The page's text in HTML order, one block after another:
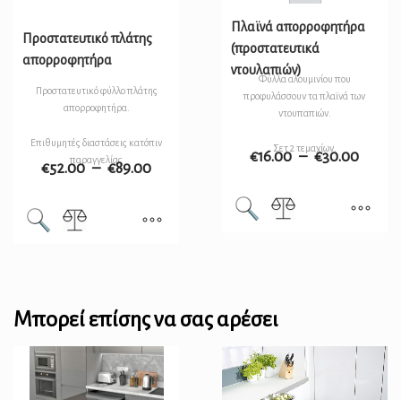
Προστατευτικό πλάτης
απορροφητήρα
Προστατευτικό φύλλο πλάτης
απορροφητήρα.
Επιθυμητές διαστάσεις κατόπιν
παραγγελίας
€52.00 – €89.00
Πλαϊνά απορροφητήρα
(προστατευτικά
ντουλαπιών)
Φύλλα αλουμινίου που
προφυλάσσουν τα πλαϊνά των
ντουπαπιών.
Σετ 2 τεμαχίων.
€16.00 – €30.00
Μπορεί επίσης να σας αρέσει